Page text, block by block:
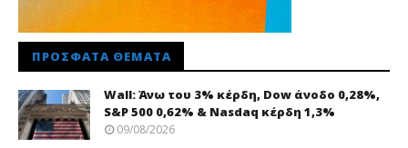
ΠΡΌΣΦΑΤΑ ΘΈΜΑΤΑ
Wall: Άνω του 3% κέρδη, Dow άνοδο 0,28%,
S&P 500 0,62% & Nasdaq κέρδη 1,3%
09/08/2026